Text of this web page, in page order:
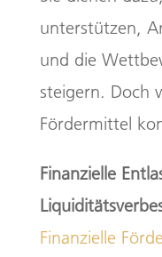
unterstützen,
und die
steigern. Doch
Fördermittel
Finanzielle
Finanzielle